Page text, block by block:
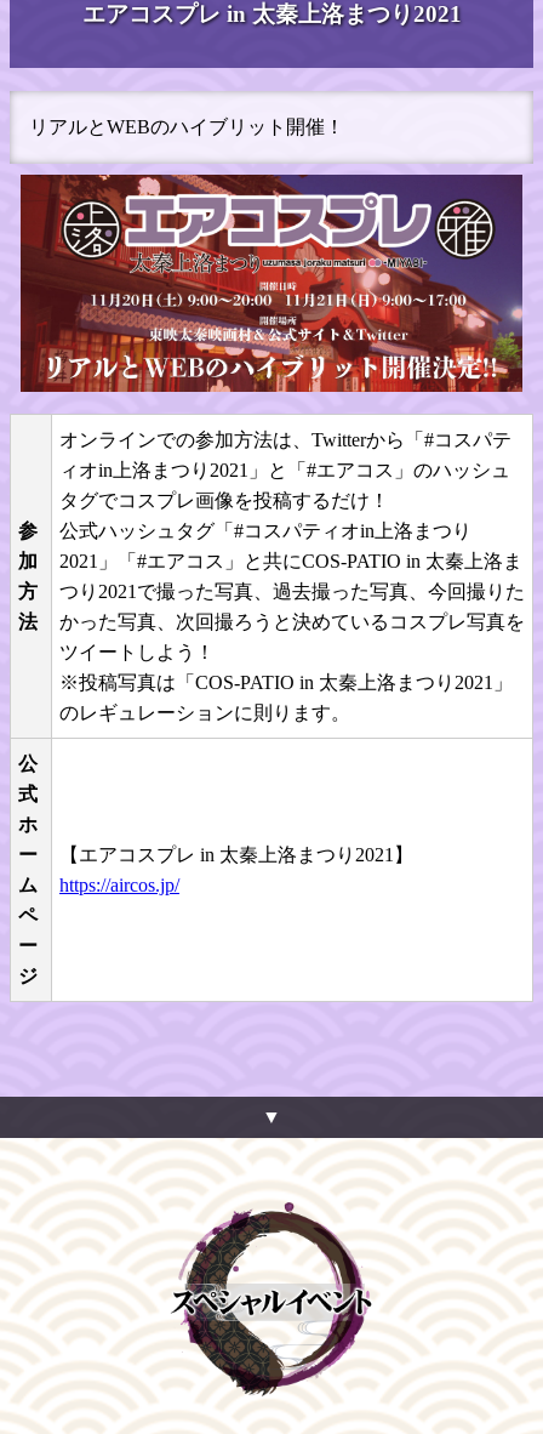
エアコスプレ in 太秦上洛まつり2021
リアルとWEBのハイブリット開催！
参
加
方
法
オンラインでの参加方法は、Twitterから「#コスパテ
ィオin上洛まつり2021」と「#エアコス」のハッシュ
タグでコスプレ画像を投稿するだけ！
公式ハッシュタグ「#コスパティオin上洛まつり
2021」「#エアコス」と共にCOS-PATIO in 太秦上洛ま
つり2021で撮った写真、過去撮った写真、今回撮りた
かった写真、次回撮ろうと決めているコスプレ写真を
ツイートしよう！
※投稿写真は「COS-PATIO in 太秦上洛まつり2021」
のレギュレーションに則ります。
公
式
ホ
ー
ム
ペ
ー
ジ
【エアコスプレ in 太秦上洛まつり2021】
https://aircos.jp/
▼